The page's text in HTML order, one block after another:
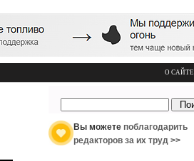
О САЙТЕ
Вы можете поблагодарить
редакторов за их труд >>